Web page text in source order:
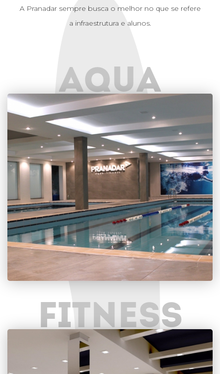
A Pranadar sempre busca o melhor no que se refere
a infraestrutura e alunos.
AQUA
FITNESS